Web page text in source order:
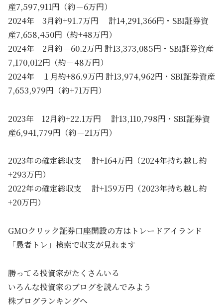
産7,597,911円（約－6万円）
2024年 3月約+91.7万円 計14,291,366円・SBI証券資
産7,658,450円（約+48万円）
2024年 2月約－60.2万円 計13,373,085円・SBI証券資産
7,170,012円（約－48万円）
2024年 １月約+86.9万円 計13,974,962円・SBI証券資産
7,653,979円（約+71万円）
2023年 12月約+22.1万円 計13,110,798円・SBI証券資
産6,941,779円（約－21万円）
2023年の確定総収支 計+164万円（2024年持ち越し約
+293万円）
2022年の確定総収支 計+159万円（2023年持ち越し約
+20万円）
GMOクリック証券口座開設の方はトレードアイランド
「愚者トレ」検索で収支が見れます
勝ってる投資家がたくさんいる
いろんな投資家のブログを読んでみよう
株ブログランキングへ